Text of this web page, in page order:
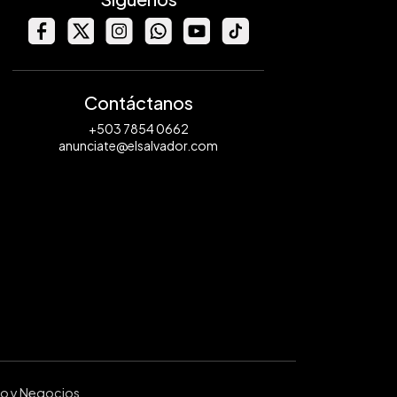
Contáctanos
+503 7854 0662
anunciate@elsalvador.com
y Negocios